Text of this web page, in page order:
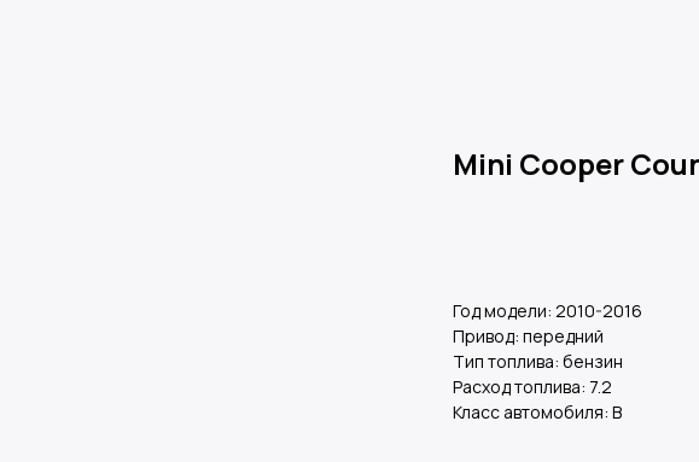
Mini Cooper
Год модели: 2010-2016
Привод: передний
Тип топлива: бензин
Расход топлива: 7.2
Класс автомобиля: B